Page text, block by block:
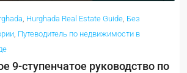
Hurghada Real Estate Guide Без
Путеводитель по недвижимости в
9-ступенчатое руководство по